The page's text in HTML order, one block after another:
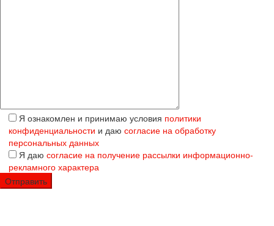
Я ознакомлен и принимаю условия политики
конфиденциальности и даю согласие на обработку
персональных данных
Я даю согласие на получение рассылки информационно-
рекламного характера